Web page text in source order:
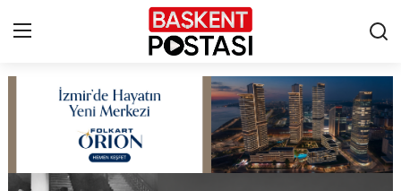
Çerez Politikası